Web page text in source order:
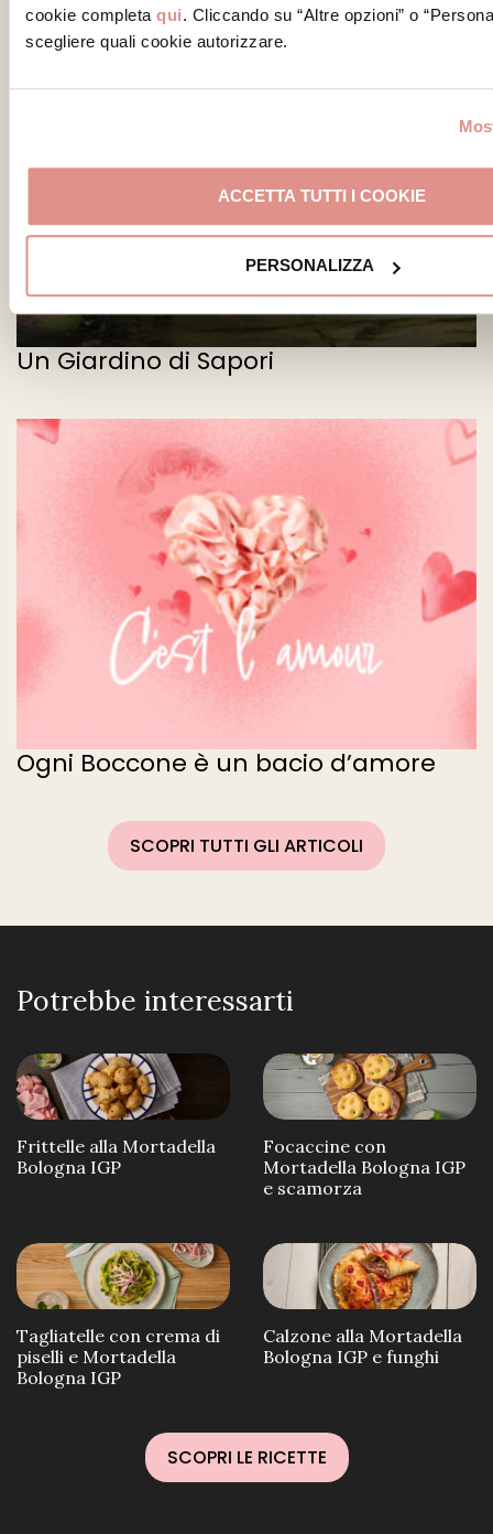
cookie completa qui. Cliccando su “Altre opzioni” o
scegliere quali cookie autorizzare.
ACCETTA TUTTI I COOKIE
PERSONALIZZA
Un Giardino di Sapori
Ogni Boccone è un bacio d’amore
SCOPRI TUTTI GLI ARTICOLI
Potrebbe interessarti
Frittelle alla Mortadella
Bologna IGP
Focaccine con
Mortadella Bologna IGP
e scamorza
Tagliatelle con crema di
piselli e Mortadella
Bologna IGP
Calzone alla Mortadella
Bologna IGP e funghi
SCOPRI LE RICETTE